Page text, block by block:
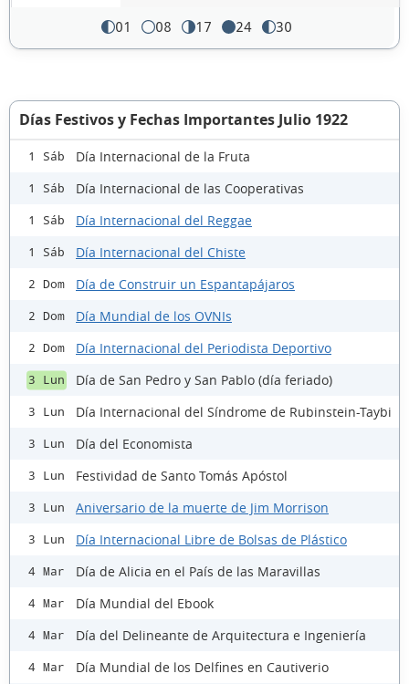
01 08 17 24 30
Días Festivos y Fechas Importantes Julio 1922
1 Sáb Día Internacional de la Fruta
1 Sáb Día Internacional de las Cooperativas
1 Sáb Día Internacional del Reggae
1 Sáb Día Internacional del Chiste
2 Dom Día de Construir un Espantapájaros
2 Dom Día Mundial de los OVNIs
2 Dom Día Internacional del Periodista Deportivo
3 Lun Día de San Pedro y San Pablo (día feriado)
3 Lun Día Internacional del Síndrome de Rubinstein-Taybi
3 Lun Día del Economista
3 Lun Festividad de Santo Tomás Apóstol
3 Lun Aniversario de la muerte de Jim Morrison
3 Lun Día Internacional Libre de Bolsas de Plástico
4 Mar Día de Alicia en el País de las Maravillas
4 Mar Día Mundial del Ebook
4 Mar Día del Delineante de Arquitectura e Ingeniería
4 Mar Día Mundial de los Delfines en Cautiverio